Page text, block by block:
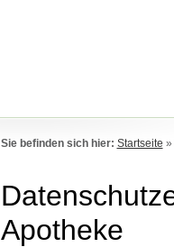
Sie befinden sich hier: Startseite »
Apotheke